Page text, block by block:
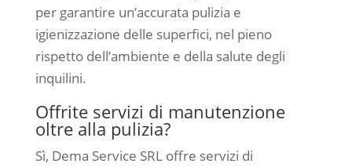
per garantire un’accurata pulizia e
igienizzazione delle superfici, nel pieno
rispetto dell’ambiente e della salute degli
inquilini.
Offrite servizi di manutenzione
oltre alla pulizia?
Sì, Dema Service SRL offre servizi di